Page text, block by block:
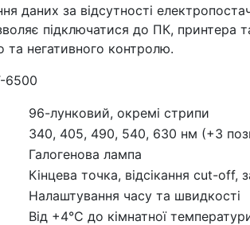
даних за відсутності
підключатися до ПК, принтера
та негативного контролю.
6500
96-лунковий, окремі стрипи
340, 405, 490, 540, 630 нм (+3
Галогенова лампа
Кінцева точка, відсікання cut-off,
Налаштування часу та швидкості
Від +4°С до кімнатної